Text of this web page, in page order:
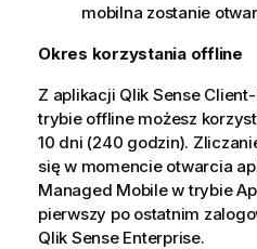
mobilna zostanie
Okres korzystania offline
Z aplikacji Qlik Sense
trybie offline możesz
10 dni (240 godzin).
się w momencie otwarcia
Managed Mobilew trybie
pierwszy po ostatnim
Qlik Sense Enterprise.